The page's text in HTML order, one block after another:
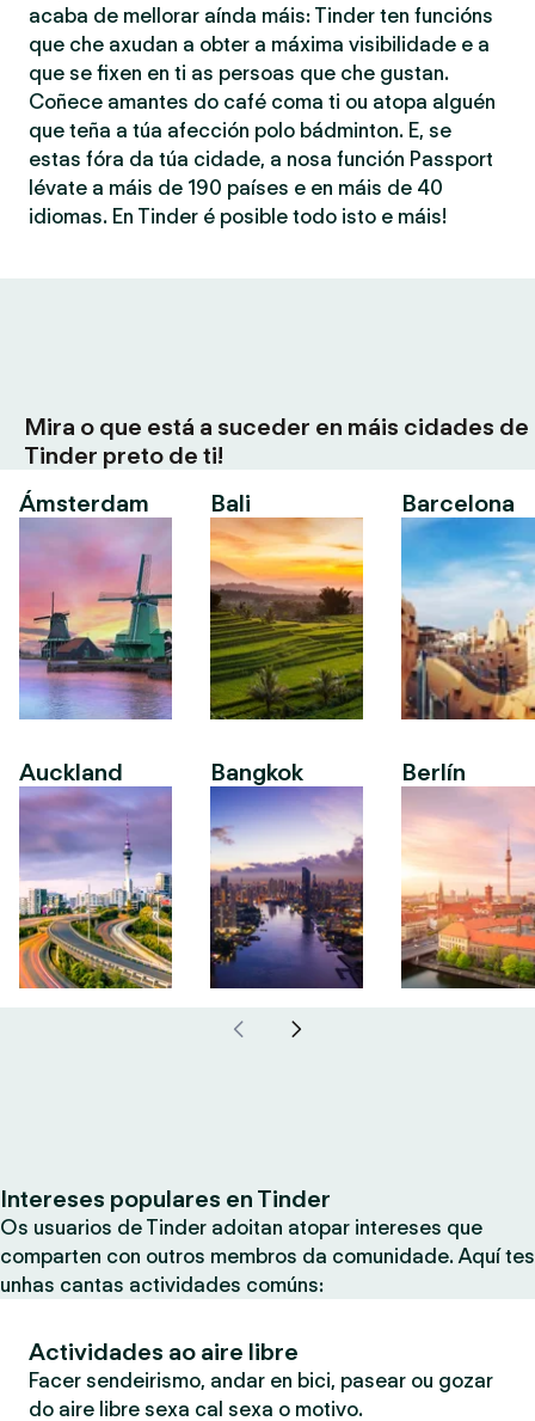
acaba de mellorar aínda máis: Tinder ten funcións
que che axudan a obter a máxima visibilidade e a
que se fixen en ti as persoas que che gustan.
Coñece amantes do café coma ti ou atopa alguén
que teña a túa afección polo bádminton. E, se
estas fóra da túa cidade, a nosa función Passport
lévate a máis de 190 países e en máis de 40
idiomas. En Tinder é posible todo isto e máis!
Mira o que está a suceder en máis cidades de
Tinder preto de ti!
Ámsterdam
Auckland
Bali
Bangkok
Barcelona
Berlín
Intereses populares en Tinder
Os usuarios de Tinder adoitan atopar intereses que
comparten con outros membros da comunidade. Aquí tes
unhas cantas actividades comúns:
Actividades ao aire libre
Facer sendeirismo, andar en bici, pasear ou gozar
do aire libre sexa cal sexa o motivo.